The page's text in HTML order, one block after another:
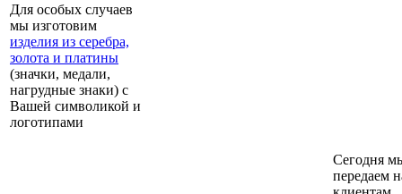
Для особых случаев
мы изготовим
изделия из серебра,
золота и платины
(значки, медали,
нагрудные знаки) с
Вашей символикой и
логотипами
Сегодня
передаем